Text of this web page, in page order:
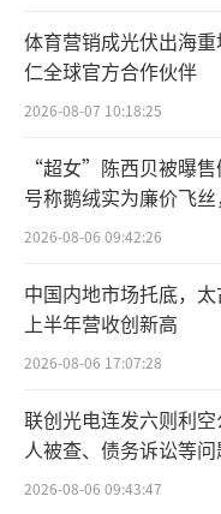
目前，安踏
ILA（斐乐），迪
olon Sport），
s）旗下始祖鸟、
CTIVE等品牌。
其中主品牌
比和专业运动。
跑步等，主打科
冰肤科技）。
尚，目标客群为
者。
体育营销成光伏出海
仁全球官方合作伙伴
2026-08-07 10:18:25
“超女”陈西贝被曝
号称鹅绒实为廉价飞
百万元
2026-08-06 09:42:26
中国内地市场托底，
上半年营收创新高
2026-08-06 17:07:28
联创光电连发六则利
人被查、债务诉讼等
所曾出具“保留意见”
2026-08-06 09:43:47